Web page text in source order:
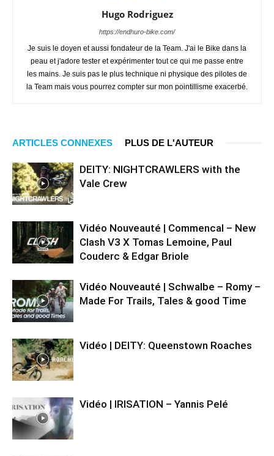
Hugo Rodriguez
https://endhuro-bike.com/
Je suis le doyen et aussi fondateur de la Team. J'ai le Bike dans la
peau et j'adore tester et expérimenter tout ce qui me passe entre
les mains. Je suis pas le plus technique ni physique des pilotes de
la Team mais vous pourrez compter sur mon pointillisme exacerbé.
ARTICLES CONNEXES PLUS DE L'AUTEUR
DEITY: NIGHTCRAWLERS with the
Vale Crew
Vidéo Nouveauté | Commencal – New
Clash V3 X Tomas Lemoine, Paul
Couderc & Edgar Briole
Vidéo Nouveauté | Schwalbe – Romy –
Made For Trails, Tales & good Time
Vidéo | DEITY: Queenstown Roaches
Vidéo | IRISATION – Yannis Pelé